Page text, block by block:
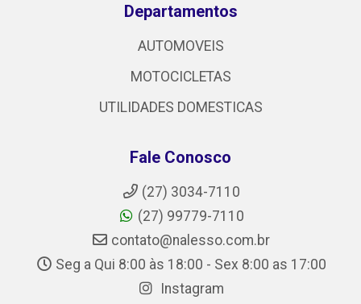
Departamentos
AUTOMOVEIS
MOTOCICLETAS
UTILIDADES DOMESTICAS
Fale Conosco
(27) 3034-7110
(27) 99779-7110
contato@nalesso.com.br
Seg a Qui 8:00 às 18:00 - Sex 8:00 as 17:00
Instagram